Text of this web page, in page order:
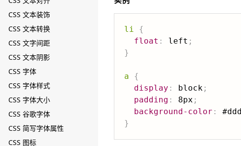
CSS 文本装饰
CSS 文本转换
CSS 文字间距
CSS 文本阴影
CSS 字体
CSS 字体样式
CSS 字体大小
CSS 谷歌字体
CSS 简写字体属性
CSS 图标
li
{
float : left ;
}
a
{
display : block ;
padding : 8px ;
background-color :
}